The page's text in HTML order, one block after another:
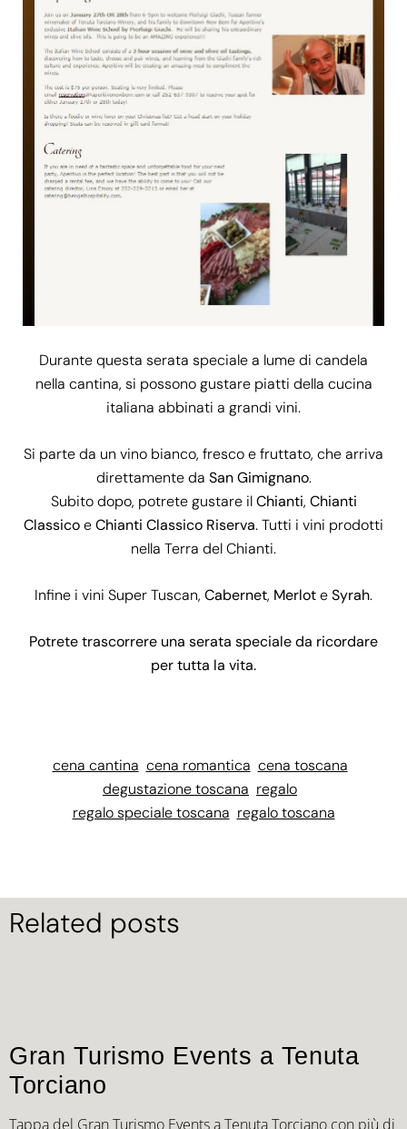
Durante questa serata speciale a lume di candela
nella cantina, si possono gustare piatti della cucina
italiana abbinati a grandi vini.
Si parte da un vino bianco, fresco e fruttato, che arriva
direttamente da San Gimignano.
Subito dopo, potrete gustare ilChianti, Chianti
ClassicoeChianti Classico Riserva. Tutti i vini prodotti
nella Terra del Chianti.
Infine i vini Super Tuscan, Cabernet, MerloteSyrah.
Potrete trascorrere una serata speciale da ricordare
per tutta la vita.
cena cantina cena romantica cena toscana
degustazione toscana regalo
regalo speciale toscana regalo toscana
Related posts
Gran Turismo Events a Tenuta
Torciano
Tappa del Gran Turismo Events a Tenuta Torciano con più di